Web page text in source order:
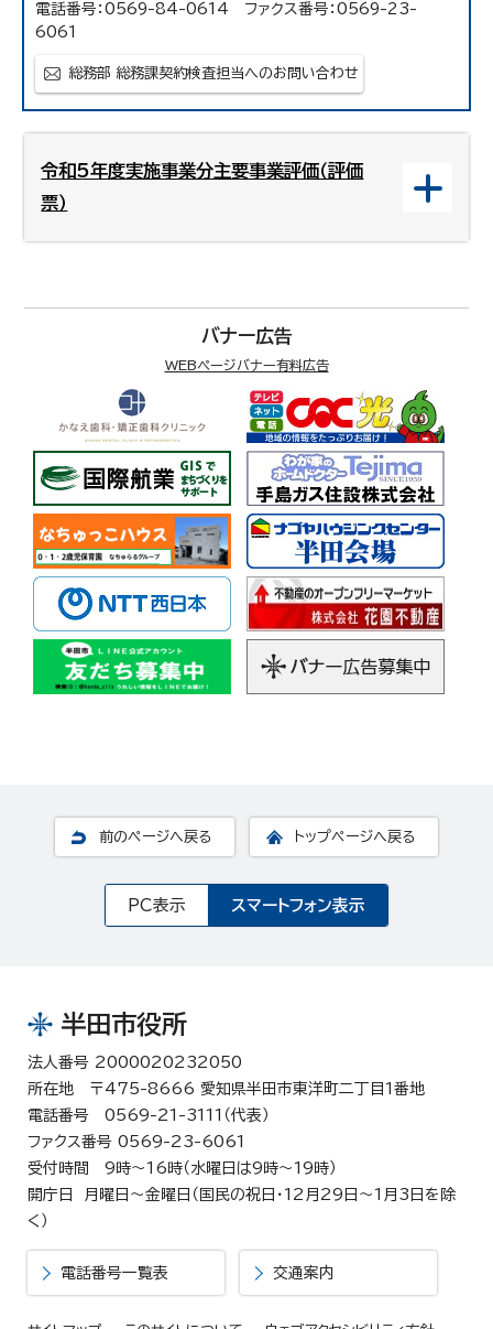
電話番号：0569-84-0614 ファクス番号：0569-23-
6061
総務部 総務課契約検査担当へのお問い合わせ
令和5年度実施事業分主要事業評価（評価
票）
バナー広告
WEBページバナー有料広告
前のページへ戻る トップページへ戻る
PC表示 スマートフォン表示
半田市役所
法人番号 2000020232050
所在地 〒475-8666 愛知県半田市東洋町二丁目1番地
電話番号 0569-21-3111（代表）
ファクス番号 0569-23-6061
受付時間 9時～16時（水曜日は9時～19時）
開庁日 月曜日～金曜日（国民の祝日・12月29日～1月3日を除
く）
電話番号一覧表 交通案内